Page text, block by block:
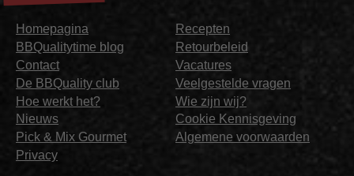
Homepagina
BBQualitytime blog
Contact
De BBQuality club
Hoe werkt het?
Nieuws
Pick & Mix Gourmet
Privacy
Recepten
Retourbeleid
Vacatures
Veelgestelde vragen
Wie zijn wij?
Cookie Kennisgeving
Algemene voorwaarden